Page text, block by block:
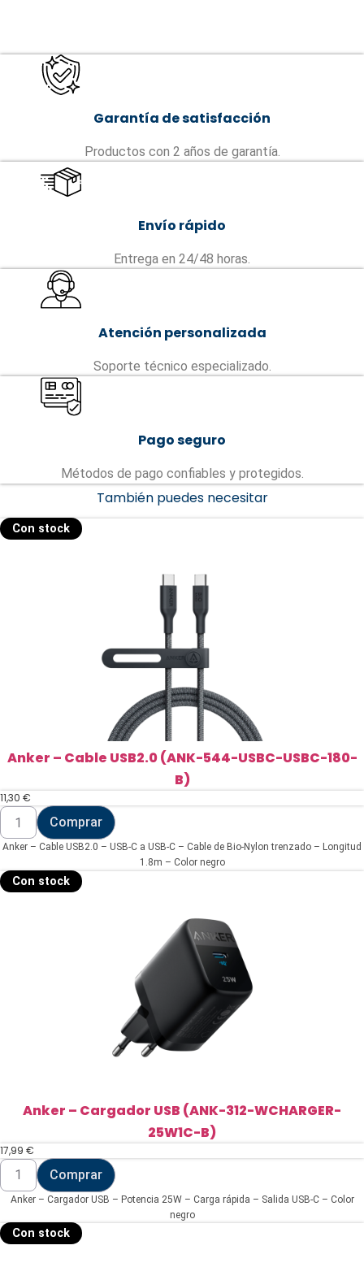
Garantía de satisfacción
Productos con 2 años de garantía.
Envío rápido
Entrega en 24/48 horas.
Atención personalizada
Soporte técnico especializado.
Pago seguro
Métodos de pago confiables y protegidos.
También puedes necesitar
Con stock
Anker – Cable USB2.0 (ANK-544-USBC-USBC-180-
B)
11,30 €
Anker
Cable
USB2.0
544-
USBC-
Comprar
Anker – Cable USB2.0 – USB-C a USB-C – Cable de Bio-Nylon trenzado – Longitud
1.8m – Color negro
Con stock
Anker – Cargador USB (ANK-312-WCHARGER-
25W1C-B)
17,99 €
Anker
Cargador
USB
312-
WCHARGER-
Comprar
Anker – Cargador USB – Potencia 25W – Carga rápida – Salida USB-C – Color
negro
Con stock